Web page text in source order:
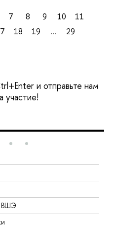
7 8 9 10
11
18 19 ... 29
и отправьте нам
участие!
ВШЭ